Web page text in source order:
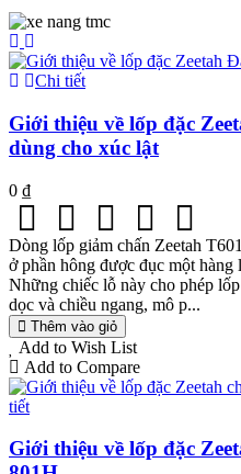
Chi tiết
Giới thiệu về lốp đặc
dùng cho xúc lật
0 ₫
Dòng lốp giảm chấn Zeetah
ở phần hông được đục một
Những chiếc lỗ này cho phép
dọc và chiều ngang, mô p...
Thêm vào giỏ
Add to Wish List
Add to Compare
tiết
Giới thiệu về lốp đặc